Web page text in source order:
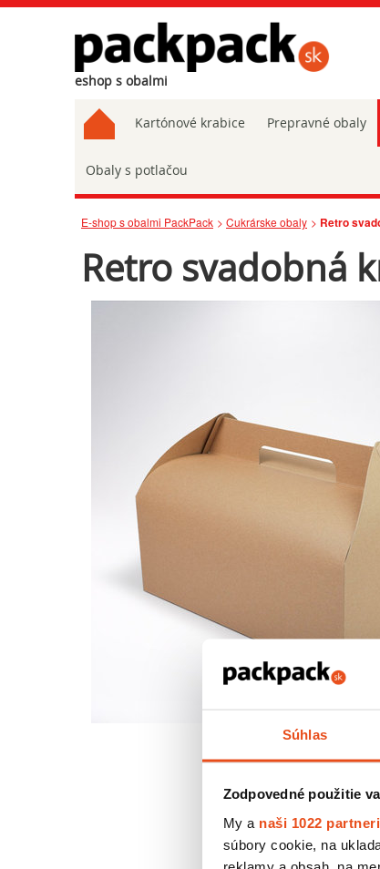
Súhlas
Zodpovedné použitie
My a naši 1022 partneri
súbory cookie, na
eshop s obalmi
Kartónové krabice Prepravné obaly
Obaly s potlačou
E-shop s obalmi PackPack Cukrárske obaly Retro
Retro svadobná